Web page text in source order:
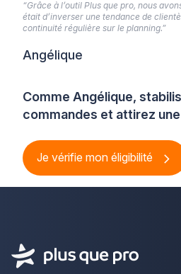
Comme Angélique,
commandes et attirez
Je vérifie mon éligibilité
“Grâce à l’outil Plus que pro, nous
était d’inverser une tendance de
continuité régulière sur le planning.”
Angélique